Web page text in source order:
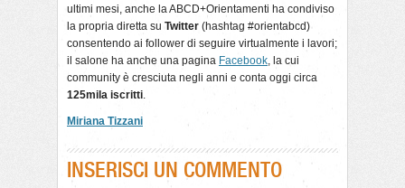
ultimi mesi, anche la ABCD+Orientamenti ha condiviso
la propria diretta su Twitter (hashtag #orientabcd)
consentendo ai follower di seguire virtualmente i lavori;
il salone ha anche una pagina Facebook, la cui
community è cresciuta negli anni e conta oggi circa
125mila iscritti.
Miriana Tizzani
INSERISCI UN COMMENTO